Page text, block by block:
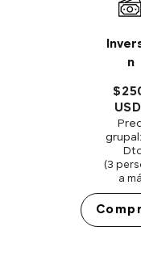
n
grupal:
(3
a